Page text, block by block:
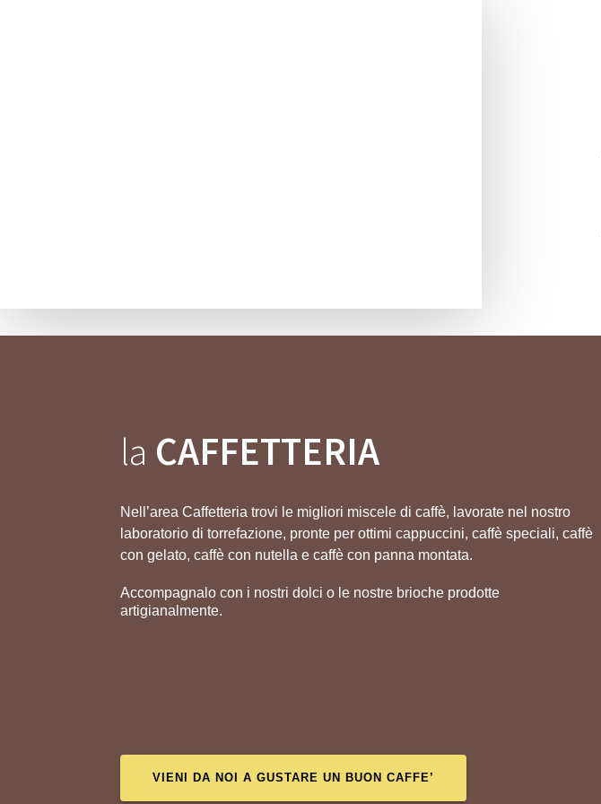
la CAFFETTERIA
Nell’area Caffetteria trovi le migliori miscele di caffè, lavorate nel nostro
laboratorio di torrefazione, pronte per ottimi cappuccini,caffè speciali, caffè
con gelato,caffè con nutella e caffè con panna montata.
Accompagnalo con i nostri dolci o le nostre brioche prodotte
artigianalmente.
VIENI DA NOI A GUSTARE UN BUON CAFFE’